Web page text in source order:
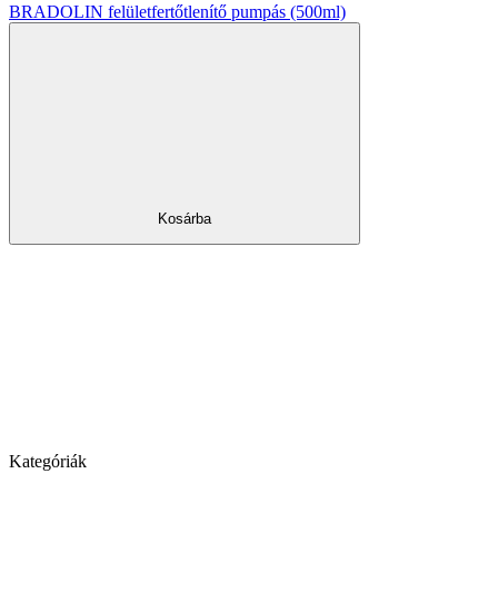
BRADOLIN felületfertőtlenítő pumpás (500ml)
Kosárba
Kategóriák